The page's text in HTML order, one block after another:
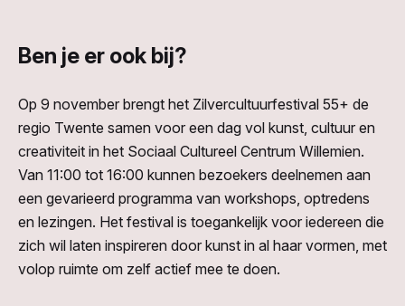
Ben je er ook bij?
Op 9 november brengt het Zilvercultuurfestival 55+ de
regio Twente samen voor een dag vol kunst, cultuur en
creativiteit in het Sociaal Cultureel Centrum Willemien.
Van 11:00 tot 16:00 kunnen bezoekers deelnemen aan
een gevarieerd programma van workshops, optredens
en lezingen. Het festival is toegankelijk voor iedereen die
zich wil laten inspireren door kunst in al haar vormen, met
volop ruimte om zelf actief mee te doen.